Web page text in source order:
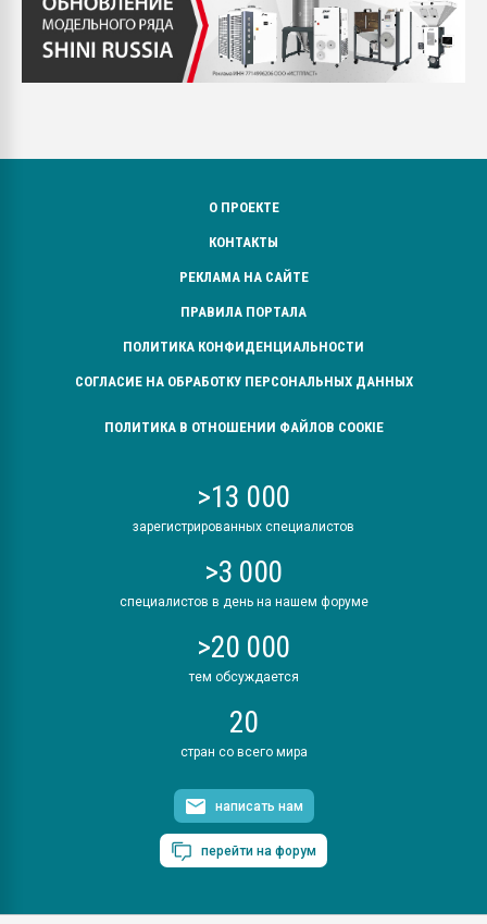
О ПРОЕКТЕ
КОНТАКТЫ
РЕКЛАМА НА САЙТЕ
ПРАВИЛА ПОРТАЛА
ПОЛИТИКА КОНФИДЕНЦИАЛЬНОСТИ
СОГЛАСИЕ НА ОБРАБОТКУ ПЕРСОНАЛЬНЫХ ДАННЫХ
ПОЛИТИКА В ОТНОШЕНИИ ФАЙЛОВ COOKIE
>13 000
зарегистрированных специалистов
>3 000
специалистов в день на нашем форуме
>20 000
тем обсуждается
20
стран со всего мира
написать нам
перейти на форум